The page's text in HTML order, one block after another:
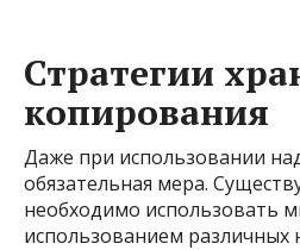
Стратегии
копирования
Даже при использовании
обязательная мера.
необходимо использовать
использованием различных